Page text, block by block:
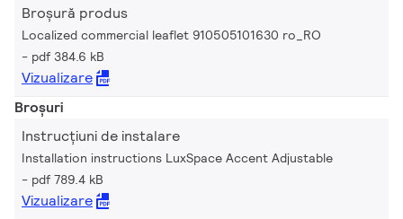
Broșură produs
Localized commercial leaflet 910505101630 ro_RO
pdf 384.6 kB
Vizualizare
Broșuri
Instrucțiuni de instalare
Installation instructions LuxSpace Accent Adjustable
pdf 789.4 kB
Vizualizare